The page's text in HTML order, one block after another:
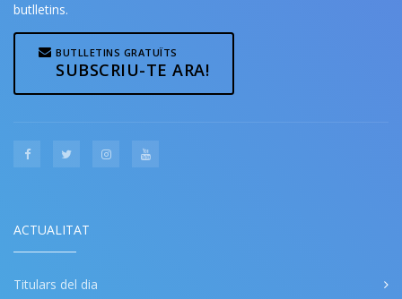
butlletins.
BUTLLETINS GRATUÏTS
SUBSCRIU-TE ARA!
ACTUALITAT
Titulars del dia